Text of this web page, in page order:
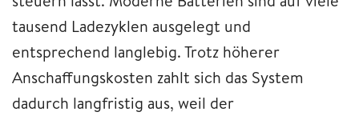
tausend Ladezyklen ausgelegt und
entsprechend langlebig. Trotz höherer
Anschaffungskosten zahlt sich das System
dadurch langfristig aus, weil der